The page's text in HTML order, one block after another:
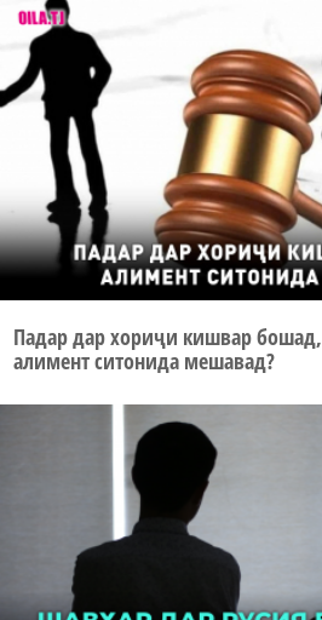
Падар дар хориҷи кишвар бошад,
алимент ситонида мешавад?